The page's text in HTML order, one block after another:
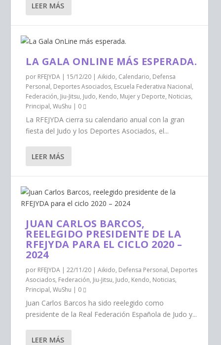
LEER MÁS
LA GALA ONLINE MÁS ESPERADA.
por RFEJYDA | 15/12/20 |Aikido, Calendario, Defensa
Personal, Deportes Asociados, Escuela Federativa Nacional,
Federación, Jiu-Jitsu, Judo, Kendo, Mujer y Deporte, Noticias,
Principal,WuShu | 0
La RFEJYDA cierra su calendario anual con la gran
fiesta del Judo y los Deportes Asociados, el...
LEER MÁS
JUAN CARLOS BARCOS,
REELEGIDO PRESIDENTE DE LA
RFEJYDA PARA EL CICLO 2020 –
2024
por RFEJYDA |22/11/20 |Aikido, Defensa Personal, Deportes
Asociados, Federación, Jiu-Jitsu, Judo, Kendo, Noticias,
Principal,WuShu | 0
Juan Carlos Barcos ha sido reelegido como
presidente de la Real Federación Española de Judo y...
LEER MÁS